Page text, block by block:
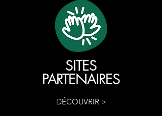
SITES
PARTENAIRES
DÉCOUVRIR >